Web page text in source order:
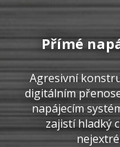
Přímé
Agresivní
digitálním
napájecím
zajistí hladký